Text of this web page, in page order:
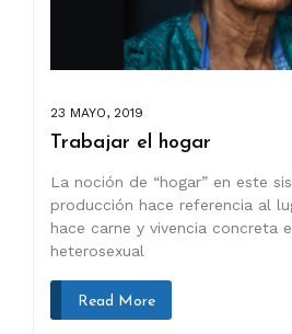
23 MAYO, 2019
Trabajar el hogar
La noción de “hogar” en este
producción hace referencia al
hace carne y vivencia concreta
heterosexual
Read More